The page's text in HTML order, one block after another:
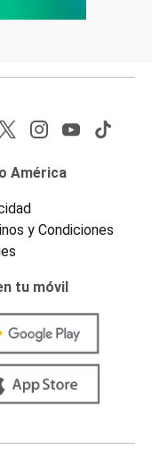
América
y Condiciones
tu móvil